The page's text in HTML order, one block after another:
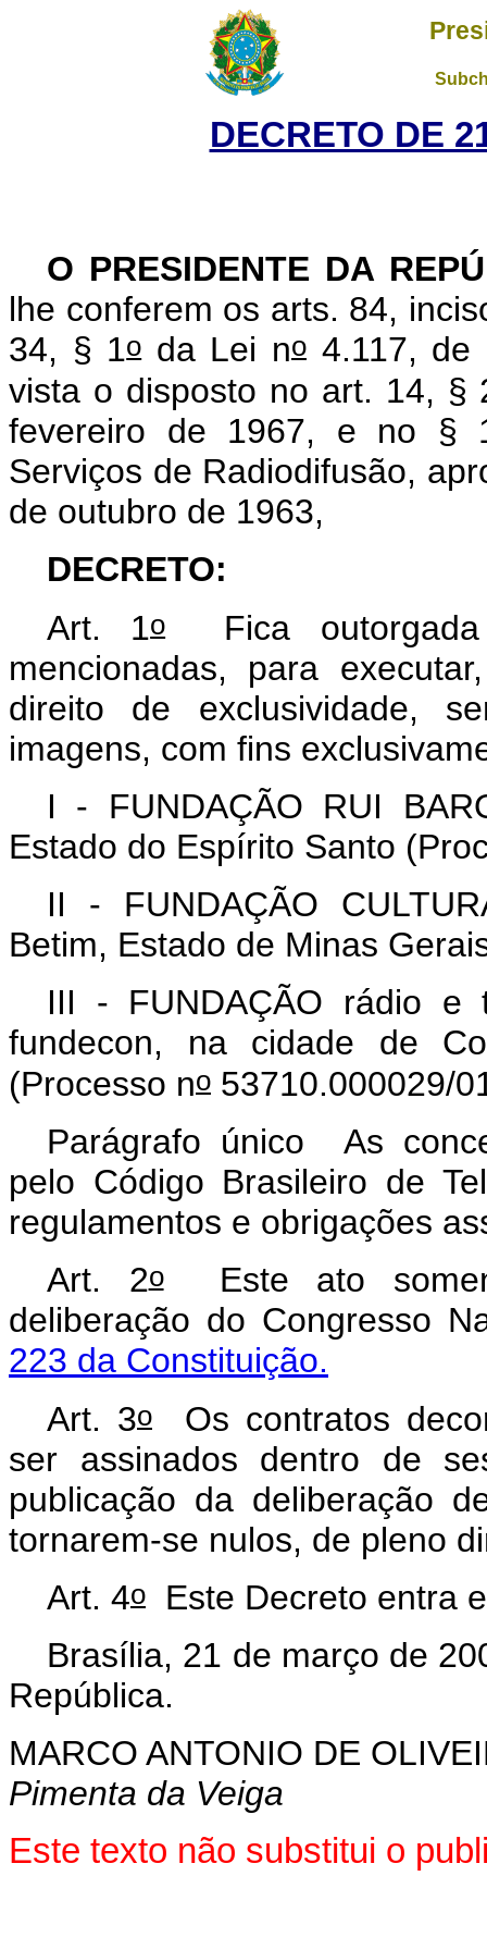
DECRETO DE
O PRESIDENTE DA
lhe conferem os arts. 84,
34, § 1oda Lei no 4.117,
vista o disposto no art. 14, §
fevereiro de 1967, e no §
Serviços de Radiodifusão,
de outubro de 1963,
DECRETO:
Art. 1oFica outorgada
mencionadas, para
direito de exclusividade,
imagens, com fins
I -
FUNDAÇÃO RUI
Estado do Espírito Santo
II -
FUNDAÇÃO
Betim, Estado de Minas
III - FUNDAÇÃO rádio e
fundecon, na cidade de
(Processo no 53710.000029/
Parágrafo único As
pelo Código Brasileiro de
regulamentos e obrigações
Art. 2oEste ato
deliberação do Congresso
223 da Constituição.
Art. 3o Os contratos
ser assinados dentro de
publicação da deliberação
tornarem-se nulos, de pleno
Art. 4o Este Decreto entra
Brasília, 21 de março de
República.
MARCO ANTONIO DE
Pimenta da Veiga
Este texto não substitui o